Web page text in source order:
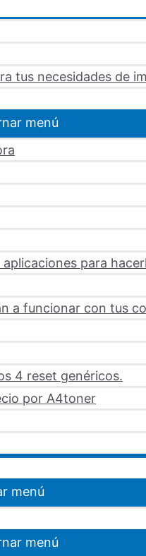
tus necesidades de
menú
para
a funcionar con tus
4 reset genéricos.
por A4toner
menú
menú